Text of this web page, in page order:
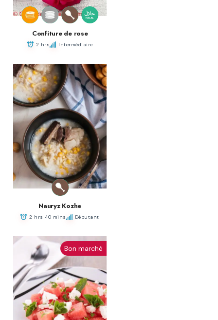
Confiture de rose
2 hrs Intermédiaire
Nauryz Kozhe
2 hrs 40 mins Débutant
Bon marché